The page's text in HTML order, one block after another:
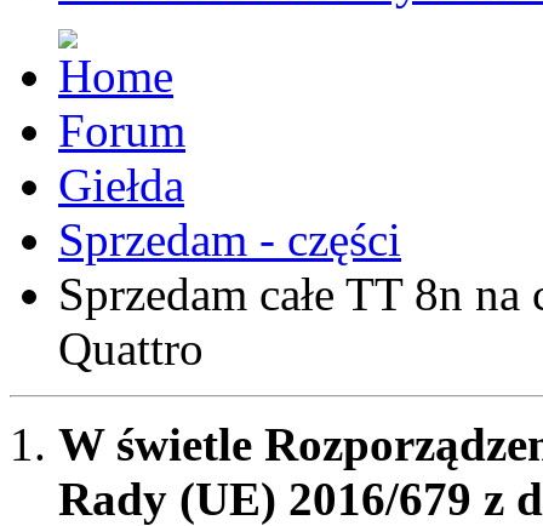
Forum
Giełda
Sprzedam - części
Sprzedam całe TT 8n
Quattro
W świetle
Rady (UE) 2016/679 z